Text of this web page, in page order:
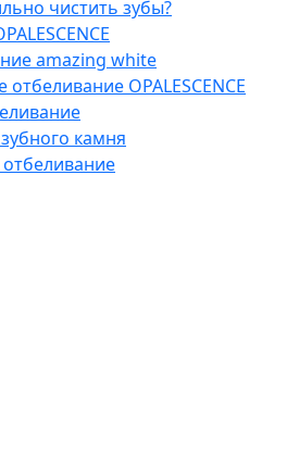
чистить зубы?
amazing white
OPALESCENCE
камня